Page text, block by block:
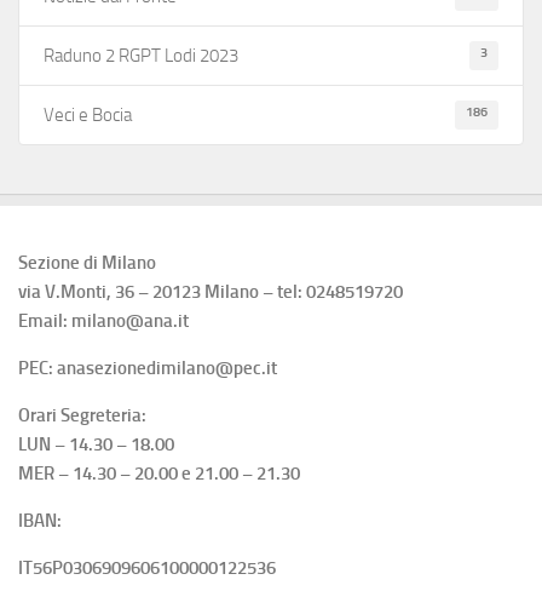
Raduno 2 RGPT Lodi 2023 3
Veci e Bocia 186
Sezione di Milano
via V.Monti, 36 – 20123 Milano – tel: 0248519720
Email: milano@ana.it
PEC: anasezionedimilano@pec.it
Orari Segreteria:
LUN – 14.30 – 18.00
MER – 14.30 – 20.00 e 21.00 – 21.30
IBAN:
IT56P0306909606100000122536